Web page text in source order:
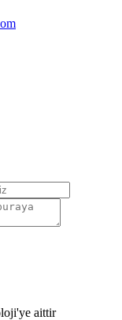
aittir